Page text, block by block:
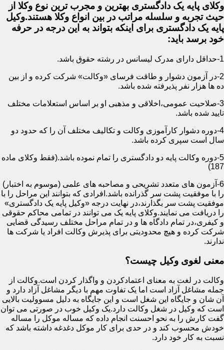
وکلای پایه یک دادگستری بهترین و مجرب ترین نوع وکلا از
حیث تجربه و سلسله مراتب در بین انواع وکلا هستند.وکیل
پایه یک دادگستری برای اینکه بتواند به این درجه در حرفه
خود برسد باید:
1-حداقل دارای مدرک لیسانس در رشته حقوق باشد.
2-در آزمون دشوار و طاقت فرسای «وکالت» شرکت کرده و از بین
ده ها هزار نفر پذیرفته شده باشد.
3-صلاحیت عمومی،اخلاقی و مذهبی او بر اساس استعلامات مختلف
تایید شده باشد.
4-دوره دشوار کارآموزی وکالت و تکالیف مختلف آن را که حدود دو
سال است سپری کرده باشد.
5-دوره وکالت پایه دو دادگستری را تمام نموده باشد.(فقط وکلای ماده
187)
6-آزمون های متعدد تشریحی و مصاحبه های علمی (موسوم به اختبار)
را با موفقیت پشت سر گذرانده باشد.افرادی که بتوانند این مراحل را با
موفقیت پشت سر بگذارند،در نهایت درجه «وکیل پایه یک دادگستری»
را دریافت می نمایند.وکلای پایه یک می توانند در تمامی محاکم حقوقی
و کیفری،در تمام دادگاه ها و در تمام مراحل مختلف رسیدگی قضایی
شرکت کرده و هیچ محدودیتی برای پذیرش وکالت افراد یا شرکت ها
ندارند.
معنی لغوی وکیل چیست؟
وکالت در لغت به معنای اعتمادکردن و واگذار کردن است.وکالت از
جمله مشاغل آزاد است اما یک تفاوت مهم با دیگر مشاغل آزاد دارد و
آن شان و جایگاه این شغل است و این جایگاه به دلیل مسوولیت بالایی
است که وکیل در شغل وکالت دارد.یک وکیل خوب در صورتی می توان
گفت کارش را به نحو احسنت انجام داده که مساله موکل را مساله
خودش محسوب کند و در حدی برای کار موکل دغدغه داشته باشد که
نسبت به کار خود دارد.